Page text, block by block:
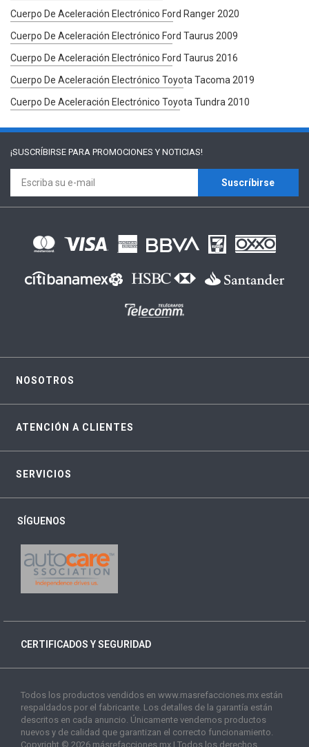
Cuerpo De Aceleración Electrónico Ford Ranger 2020
Cuerpo De Aceleración Electrónico Ford Taurus 2009
Cuerpo De Aceleración Electrónico Ford Taurus 2016
Cuerpo De Aceleración Electrónico Toyota Tacoma 2019
Cuerpo De Aceleración Electrónico Toyota Tundra 2010
¡SUSCRÍBIRSE PARA PROMOCIONES Y NOTICIAS!
Suscríbirse
NOSOTROS
ATENCIÓN A CLIENTES
SERVICIOS
SÍGUENOS
CERTIFICADOS Y SEGURIDAD
Todos los productos vendidos en www.masrefacciones.mx están
respaldados por el fabricante. Los detalles de la garantía están
descritos en cada anuncio. Únicamente vendemos productos
nuevos y de calidad que garantizan el correcto funcionamiento.
Copyright © 2026 másrefacciones.mx | Todos los derechos